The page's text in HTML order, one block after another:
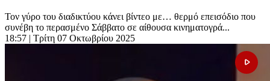
Τον γύρο του διαδικτύου κάνει βίντεο με… θερμό επεισόδιο που
συνέβη το περασμένο Σάββατο σε αίθουσα κινηματογρά...
18:57 | Τρίτη 07 Οκτωβρίου 2025